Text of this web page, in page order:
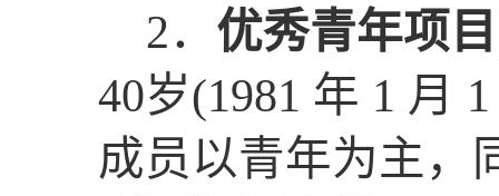
2． 优秀青年项目
40岁(1981 年 1 月
成员以青年为主，